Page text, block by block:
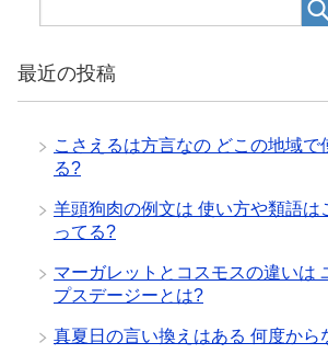
最近の投稿
こさえるは方言なの どこの地域で
る?
羊頭狗肉の例文は 使い方や類語は
ってる?
マーガレットとコスモスの違いは
プスデージーとは?
真夏日の言い換えはある 何度から